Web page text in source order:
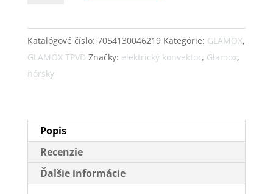
TPVD
06
600
W
cm
vysoký
(dvojitá
Katalógové číslo: 7054130046219 Kategórie: GLAMOX,
GLAMOX TPVD Značky: elektrický konvektor, Glamox,
nórsky
Popis
Recenzie
Ďalšie informácie